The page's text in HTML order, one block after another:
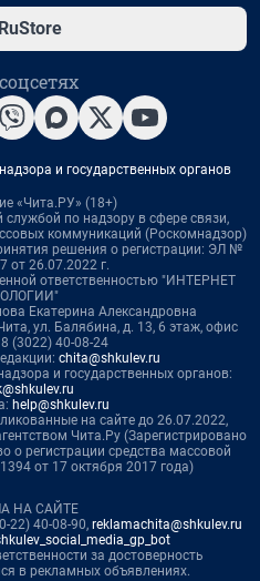
RuStore
и государственных органов
«Чита.РУ» (18+)
по надзору в сфере связи,
коммуникаций (Роскомнадзор)
решения о регистрации: ЭЛ №
от 26.07.2022 г.
ответственностью "ИНТЕРНЕТ
Екатерина Александровна
ул. Балябина, д. 13, 6 этаж, офис
(3022) 40-08-24
chita@shkulev.ru
и государственных органов:
help@shkulev.ru
на сайте до 26.07.2022,
Чита.Ру (Зарегистрировано
о регистрации средства массовой
от 17 октября 2017 года)
НА САЙТЕ
22) 40-08-90, reklamachita@shkulev.ru
за достоверность
в рекламных объявлениях.